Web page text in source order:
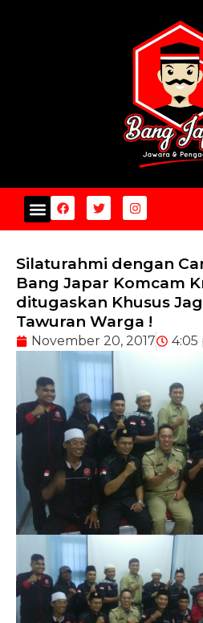
Silaturahmi dengan
Bang Japar Komcam
ditugaskan Khusus
Tawuran Warga !
November 20, 2017 4:05